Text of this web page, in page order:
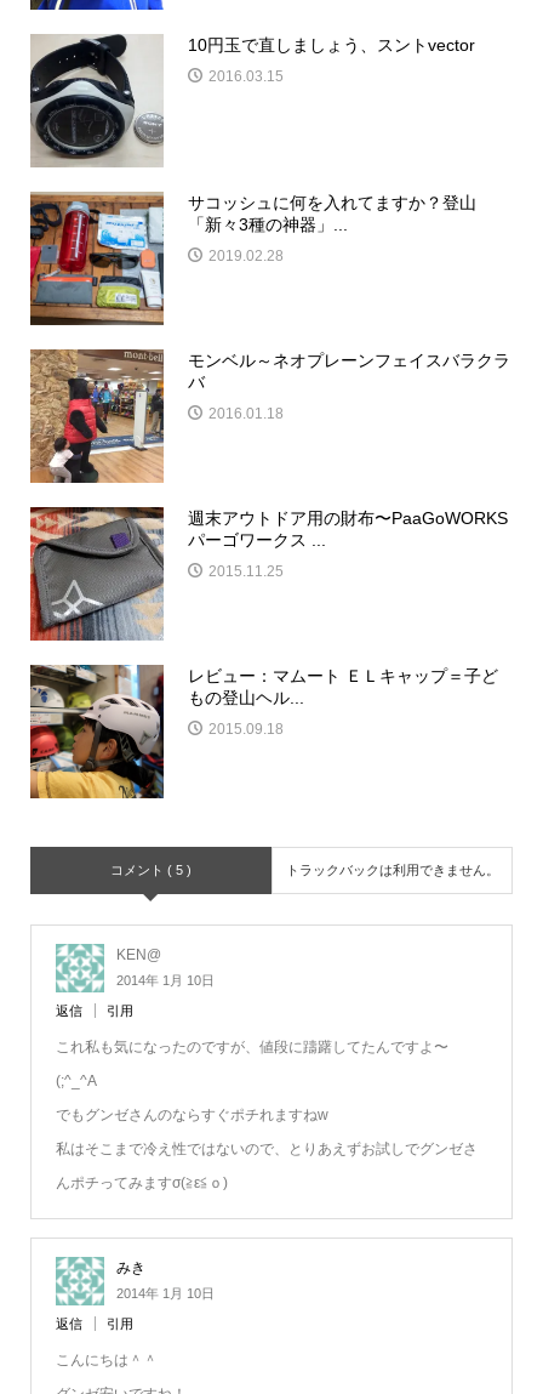
10円玉で直しましょう、スントvector
2016.03.15
サコッシュに何を入れてますか？登山
「新々3種の神器」...
2019.02.28
モンベル～ネオプレーンフェイスバラクラ
バ
2016.01.18
週末アウトドア用の財布〜PaaGoWORKS
パーゴワークス ...
2015.11.25
レビュー：マムート ＥＬキャップ＝子ど
もの登山ヘル...
2015.09.18
コメント ( 5 ) トラックバックは利用できません。
KEN@
2014年 1月 10日
返信 引用
これ私も気になったのですが、値段に躊躇してたんですよ〜
(;^_^A
でもグンゼさんのならすぐポチれますねw
私はそこまで冷え性ではないので、とりあえずお試しでグンゼさ
んポチってみますσ(≧ε≦ｏ)
みき
2014年 1月 10日
返信 引用
こんにちは＾＾